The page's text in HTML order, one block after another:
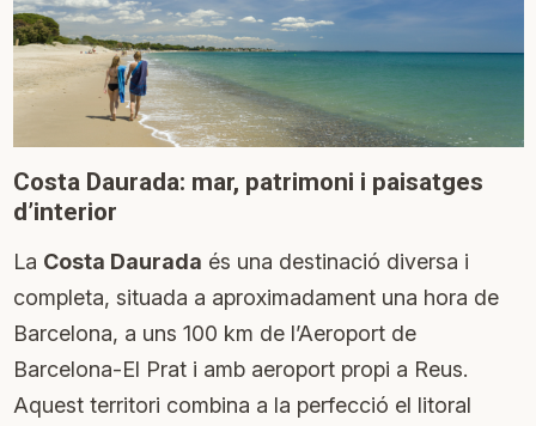
Costa Daurada: mar, patrimoni i paisatges
d’interior
La Costa Daurada és una destinació diversa i
completa, situada a aproximadament una hora de
Barcelona, a uns 100 km de l’Aeroport de
Barcelona-El Prat i amb aeroport propi a Reus.
Aquest territori combina a la perfecció el litoral